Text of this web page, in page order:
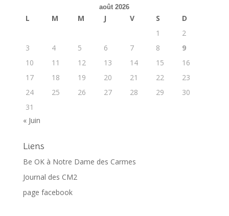
août 2026
L M M J V S
D
1
2
3
4 5 6 7 8
9
10
11 12 13 14 15
16
17
18 19 20 21 22
23
24
25 26 27 28 29
30
31
« Juin
Liens
Be OK à Notre Dame des Carmes
Journal des CM2
page facebook